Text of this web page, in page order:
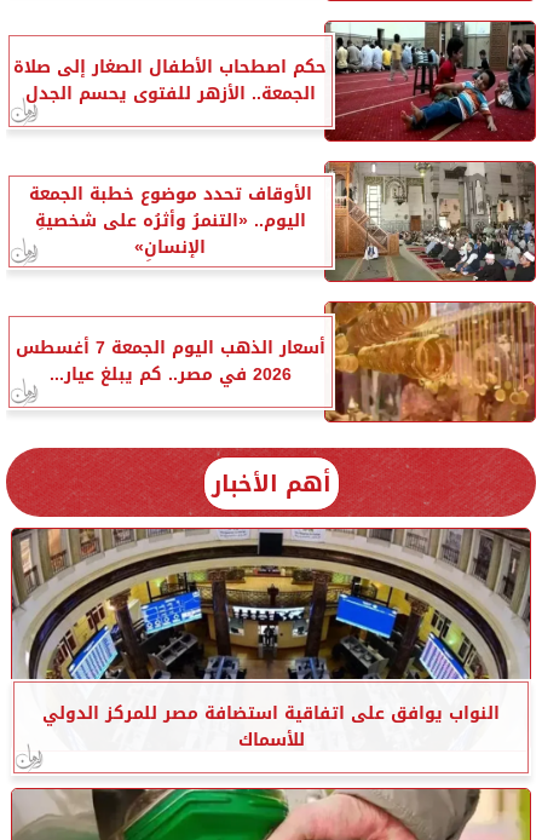
حكم اصطحاب الأطفال الصغار إلى صلاة
الجمعة.. الأزهر للفتوى يحسم الجدل
الأوقاف تحدد موضوع خطبة الجمعة
اليوم.. «التنمرُ وأثرُه على شخصيةِ
الإنسانِ»
أسعار الذهب اليوم الجمعة 7 أغسطس
2026 في مصر.. كم يبلغ عيار...
أهم الأخبار
النواب يوافق على اتفاقية استضافة مصر للمركز الدولي
للأسماك